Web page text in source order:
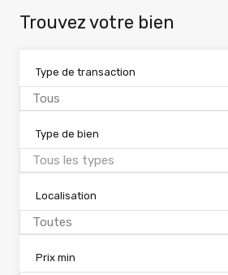
Trouvez votre bien
Type de transaction
Tous
Type de bien
Tous les types
Localisation
Toutes
Prix min